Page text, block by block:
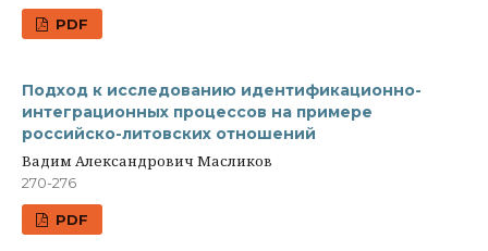
PDF
Подход к исследованию идентификационно-
интеграционных процессов на примере
российско-литовских отношений
Вадим Александрович Масликов
270-276
PDF